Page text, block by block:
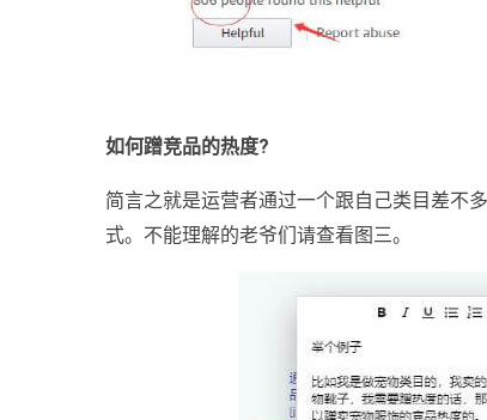
如何蹭竞品的热度?
简言之就是运营者通过一个跟自己类目差不
式。不能理解的老爷们请查看图三。